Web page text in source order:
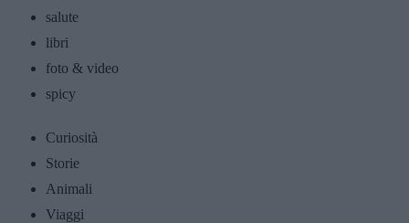
salute
libri
foto & video
spicy
Curiosità
Storie
Animali
Viaggi